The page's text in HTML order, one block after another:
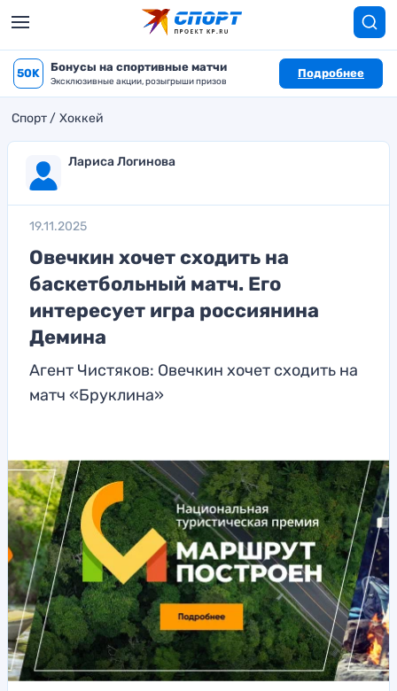
50K Бонусы на спортивные матчи
Эксклюзивные акции, розыгрыши призов
Подробнее
Спорт Хоккей
Лариса Логинова
19.11.2025
Овечкин хочет сходить на
баскетбольный матч. Его
интересует игра россиянина
Демина
Агент Чистяков: Овечкин хочет сходить на
матч «Бруклина»